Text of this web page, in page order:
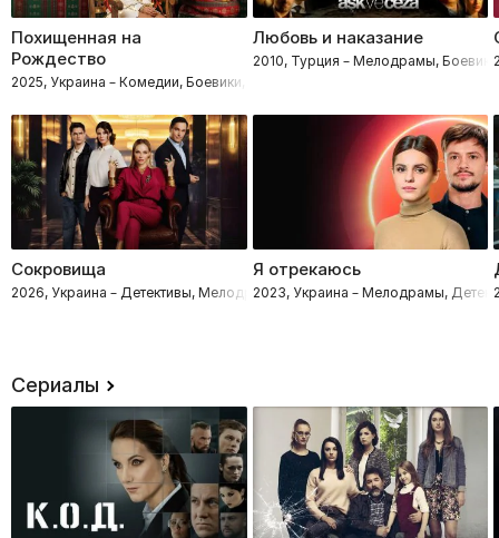
Похищенная на
Рождество
2025, Украина – Комедии, Боевики, Мелодрамы
Любовь и наказание
2010, Турция – Мелодрамы,
Сокровища
2026, Украина – Детективы, Мелодрамы
Я отрекаюсь
2023, Украина – Мелодрамы,
Сериалы